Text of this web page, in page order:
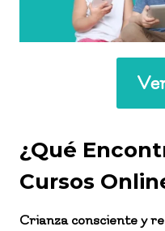
¿Qué
Cursos
Crianza consciente y